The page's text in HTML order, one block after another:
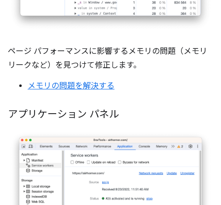
ページ パフォーマンスに影響するメモリの問題（メモリ
リークなど）を見つけて修正します。
メモリの問題を解決する
アプリケーション パネル